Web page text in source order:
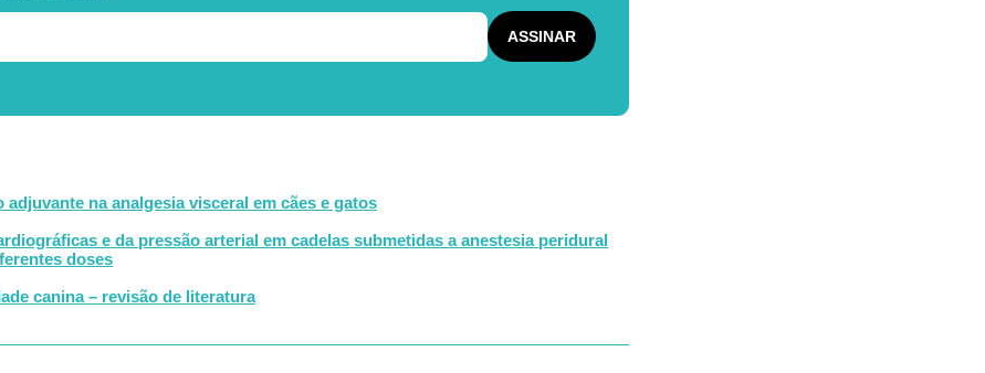
na analgesia visceral em cães e gatos
e da pressão arterial em cadelas submetidas a anestesia peridural
doses
canina – revisão de literatura